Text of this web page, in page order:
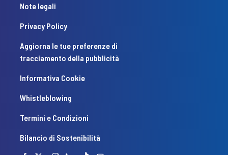
Note legali
Privacy Policy
Aggiorna le tue preferenze di
tracciamento della pubblicità
Informativa Cookie
Whistleblowing
Termini e Condizioni
Bilancio di Sostenibilità